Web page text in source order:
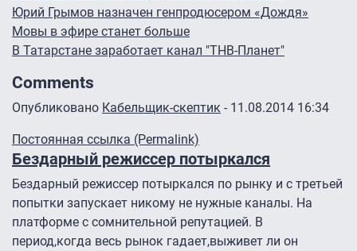
Юрий Грымов назначен генпродюсером «Дождя»
Мовы в эфире станет больше
В Татарстане заработает канал "ТНВ-Планет"
Comments
Опубликовано Кабельщик-скептик - 11.08.2014 16:34
Постоянная ссылка (Permalink)
Бездарный режиссер потыркался
Бездарный режиссер потыркался по рынку и с третьей
попытки запускает никому не нужные каналы. На
платформе с сомнительной репутацией. В
период,когда весь рынок гадает,выживет ли он